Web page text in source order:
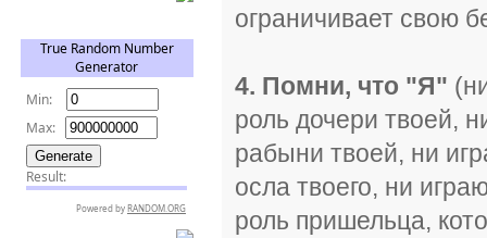
ограничивает свою
4. Помни, что "Я"
роль дочери твоей,
рабыни твоей, ни
осла твоего, ни
роль пришельца,